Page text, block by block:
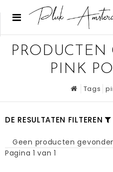
PRODUCTEN
PINK
Tags
DE RESULTATEN FILTEREN
Geen producten
Pagina 1 van 1